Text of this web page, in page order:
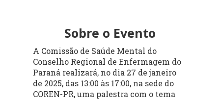
Sobre o Evento
A Comissão de Saúde Mental do
Conselho Regional de Enfermagem do
Paraná realizará, no dia 27 de janeiro
de 2025, das 13:00 às 17:00, na sede do
COREN-PR, uma palestra com o tema